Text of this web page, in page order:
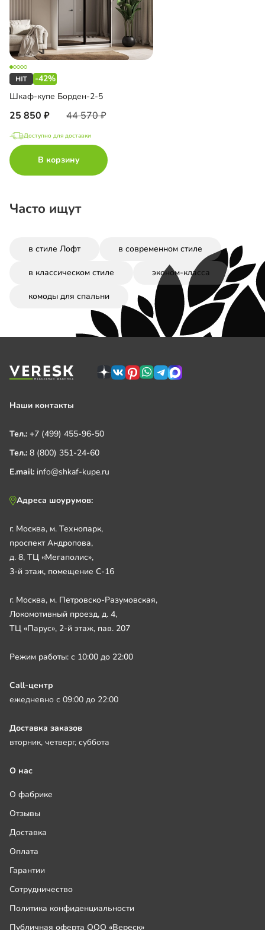
-42%
Шкаф-купе Борден-2-5
25 850 44 570
Доступно для доставки
В корзину
Часто ищут
в стиле Лофт в современном стиле
в классическом стиле эконом-класса
комоды для спальни
Наши контакты
Тел.: +7 (499) 455-96-50
Тел.: 8 (800) 351-24-60
E.mail: info@shkaf-kupe.ru
Адреса шоурумов:
г. Москва, м. Технопарк,
проспект Андропова,
д. 8, ТЦ «Мегаполис»,
3-й этаж, помещение С-16
г. Москва, м. Петровско-Разумовская,
Локомотивный проезд, д. 4,
ТЦ «Парус», 2-й этаж, пав. 207
Режим работы: с 10:00 до 22:00
Call-центр
ежедневно с 09:00 до 22:00
Доставка заказов
вторник, четверг, суббота
О нас
О фабрике
Отзывы
Доставка
Оплата
Гарантии
Сотрудничество
Политика конфиденциальности
Публичная оферта ООО «Вереск»